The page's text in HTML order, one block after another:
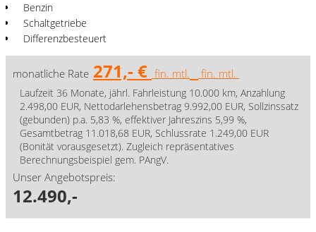
Benzin
Schaltgetriebe
Differenzbesteuert
monatliche Rate 271,- € fin. mtl. fin. mtl.
Laufzeit 36 Monate, jährl. Fahrleistung 10.000 km, Anzahlung
2.498,00 EUR, Nettodarlehensbetrag 9.992,00 EUR, Sollzinssatz
(gebunden) p.a. 5,83 %, effektiver Jahreszins 5,99 %,
Gesamtbetrag 11.018,68 EUR, Schlussrate 1.249,00 EUR
(Bonität vorausgesetzt). Zugleich repräsentatives
Berechnungsbeispiel gem. PAngV.
Unser Angebotspreis:
12.490,-